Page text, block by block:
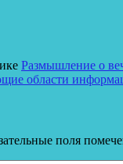
Размышление о
области
поля